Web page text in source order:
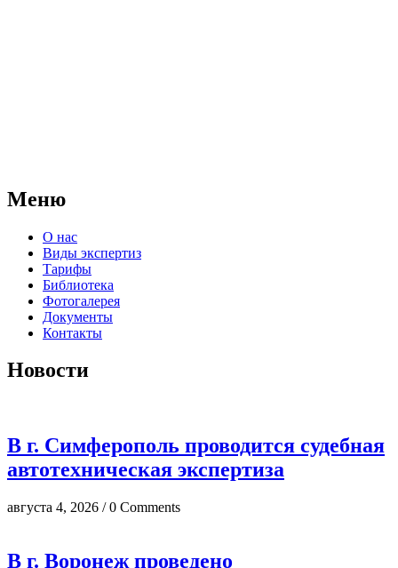
Меню
О нас
Виды экспертиз
Тарифы
Библиотека
Фотогалерея
Документы
Контакты
Новости
В г. Симферополь проводится судебная
автотехническая экспертиза
августа 4, 2026 / 0 Comments
В г. Воронеж проведено